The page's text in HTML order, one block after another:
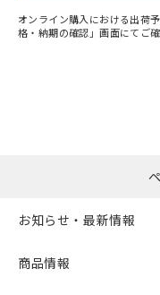
オンライン購入における出荷
格・納期の確認」画面にてご確
お知らせ・最新情報
商品情報